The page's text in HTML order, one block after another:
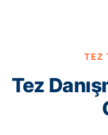
TEZ
Tez